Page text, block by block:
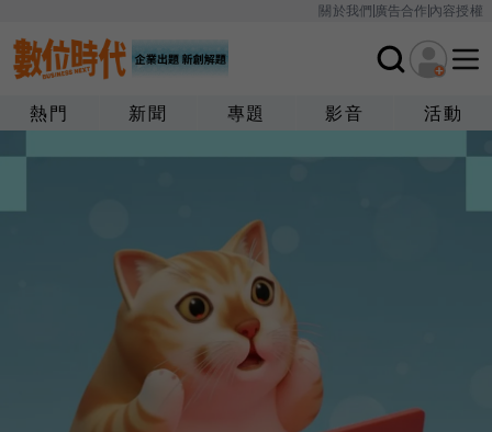
關於我們廣告合作內容授權
熱門 新聞 專題 影音 活動